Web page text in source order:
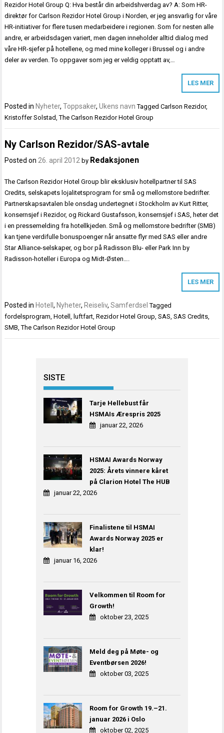
Rezidor Hotel Group Q: Hva består din arbeidshverdag av? A: Som HR-
direktør for Carlson Rezidor Hotel Group i Norden, er jeg ansvarlig for våre
HR-initiativer for flere tusen medarbeidere i regionen. Som for nesten alle
andre, er arbeidsdagen variert, men dagen inneholder alltid dialog med
våre HR-sjefer på hotellene, og med mine kolleger i Brussel og i andre
deler av verden. To oppgaver som jeg er veldig opptatt av,…
LES MER
Posted in Nyheter,Toppsaker,Ukens navn TaggedCarlson Rezidor,
Kristoffer Solstad,The Carlson Rezidor Hotel Group
Ny Carlson Rezidor/SAS-avtale
Posted on 26. april 2012 by Redaksjonen
The Carlson Rezidor Hotel Group blir eksklusiv hotellpartner til SAS
Credits, selskapets lojalitetsprogram for små og mellomstore bedrifter.
Partnerskapsavtalen ble onsdag undertegnet i Stockholm av Kurt Ritter,
konsernsjef i Rezidor, og Rickard Gustafsson, konsernsjef i SAS, heter det
i en pressemelding fra hotellkjeden. Små og mellomstore bedrifter (SMB)
kan tjene verdifulle bonuspoenger når ansatte flyr med SAS eller andre
Star Alliance-selskaper, og bor på Radisson Blu- eller Park Inn by
Radisson-hoteller i Europa og Midt-Østen….
LES MER
Posted in Hotell, Nyheter, Reiseliv,Samferdsel Tagged
fordelsprogram ,Hotell luftfart ,Rezidor Hotel Group ,SAS ,SAS Credits
SMB ,The Carlson Rezidor Hotel Group
SISTE
Tarje Hellebust får
HSMAIs Ærespris 2025
januar 22, 2026
HSMAI Awards Norway
2025: Årets vinnere kåret
på Clarion Hotel The HUB
januar 22, 2026
Finalistene til HSMAI
Awards Norway 2025 er
klar!
januar 16, 2026
Velkommen til Room for
Growth!
oktober 23, 2025
Meld deg på Møte- og
Eventbørsen 2026!
oktober 03, 2025
Room for Growth 19.–21.
januar 2026 i Oslo
oktober 02, 2025